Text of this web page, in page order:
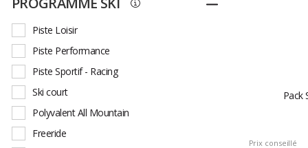
Line
Look
Marker
Movement
Nordica
Rossignol
Replier
Piste Loisir
Piste Performance
Piste Sportif - Racing
Ski court
Polyvalent All Mountain
Freeride
Pack
Prix conseillé